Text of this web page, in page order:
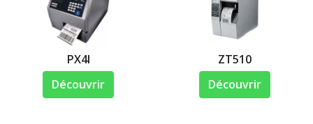
PX4I
Découvrir
ZT510
Découvrir